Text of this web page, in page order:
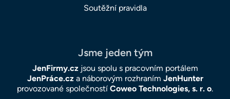
Soutěžní pravidla
Jsme jeden tým
JenFirmy.czjsou spolu s pracovním portálem
JenPráce.cza náborovým rozhraním JenHunter
provozované společností Coweo Technologies, s. r. o.